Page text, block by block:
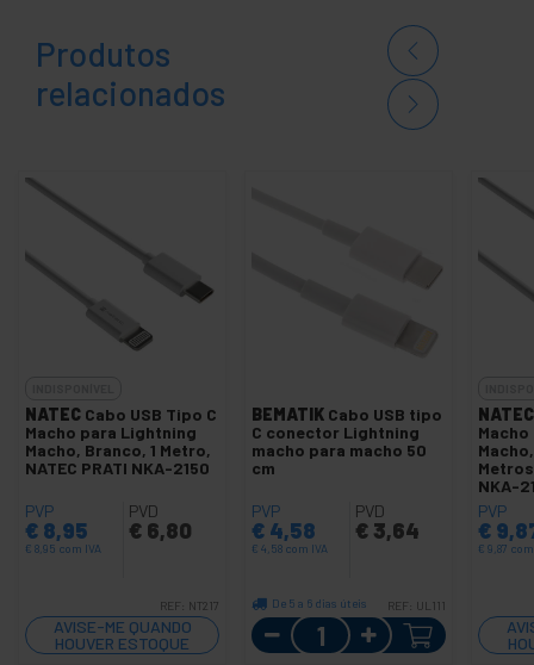
Produtos
relacionados
NATEC Cabo USB Tipo C
Macho para Lightning
Macho, Branco, 1 Metro,
NATEC PRATI NKA-2150
PVP
€ 8,95
€ 8,95 com IVA
PVD
€6,80
REF: NT217
AVISE-ME QUANDO
HOUVER ESTOQUE
BEMATIK Cabo USB tipo
C conector Lightning
macho para macho 50
cm
PVP
€ 4,58
€ 4,58 com IVA
PVD
€3,64
De 5 a 6 dias úteis REF: UL111
Quantidade
NATEC
NKA-
PVP
€
€ 9,87